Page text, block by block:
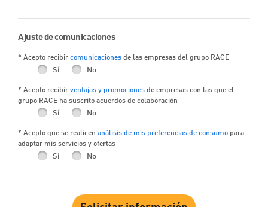
Ajuste de comunicaciones
* Acepto recibir comunicaciones de las empresas del grupo RACE
Sí No
* Acepto recibir ventajas y promociones de empresas con las que el
grupo RACE ha suscrito acuerdos de colaboración
Sí No
* Acepto que se realicen análisis de mis preferencias de consumo para
adaptar mis servicios y ofertas
Sí No